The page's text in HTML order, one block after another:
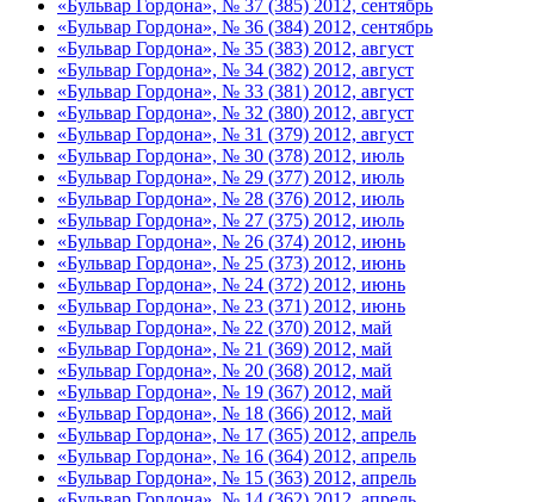
«Бульвар Гордона», № 37 (385) 2012, сентябрь
«Бульвар Гордона», № 36 (384) 2012, сентябрь
«Бульвар Гордона», № 35 (383) 2012, август
«Бульвар Гордона», № 34 (382) 2012, август
«Бульвар Гордона», № 33 (381) 2012, август
«Бульвар Гордона», № 32 (380) 2012, август
«Бульвар Гордона», № 31 (379) 2012, август
«Бульвар Гордона», № 30 (378) 2012, июль
«Бульвар Гордона», № 29 (377) 2012, июль
«Бульвар Гордона», № 28 (376) 2012, июль
«Бульвар Гордона», № 27 (375) 2012, июль
«Бульвар Гордона», № 26 (374) 2012, июнь
«Бульвар Гордона», № 25 (373) 2012, июнь
«Бульвар Гордона», № 24 (372) 2012, июнь
«Бульвар Гордона», № 23 (371) 2012, июнь
«Бульвар Гордона», № 22 (370) 2012, май
«Бульвар Гордона», № 21 (369) 2012, май
«Бульвар Гордона», № 20 (368) 2012, май
«Бульвар Гордона», № 19 (367) 2012, май
«Бульвар Гордона», № 18 (366) 2012, май
«Бульвар Гордона», № 17 (365) 2012, апрель
«Бульвар Гордона», № 16 (364) 2012, апрель
«Бульвар Гордона», № 15 (363) 2012, апрель